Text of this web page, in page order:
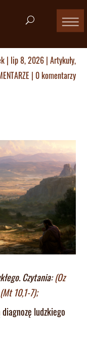
| lip 8, 2026| Artykuły,
| 0 komentarzy
Czytania:(Oz
10,1-7);
ludzkiego